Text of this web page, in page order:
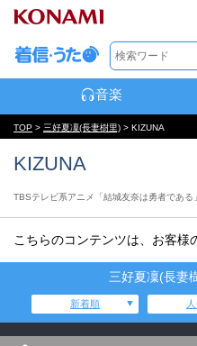
音楽
TOP > 三好夏凜(長妻樹里) > KIZUNA
KIZUNA
TBSテレビ系アニメ「結城友奈は勇者である
こちらのコンテンツは、お客様
三好夏凜(長妻
新着順